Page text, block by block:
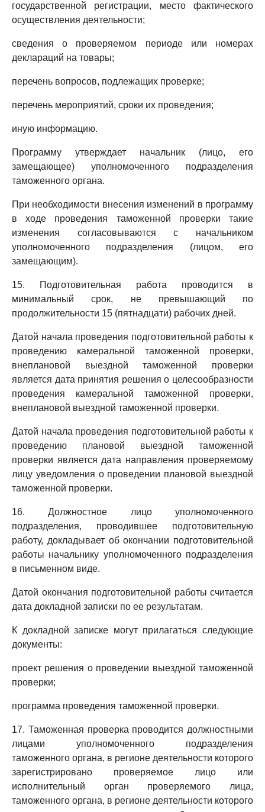
государственной регистрации, место фактического
осуществления деятельности;
сведения о проверяемом периоде или номерах
деклараций на товары;
перечень вопросов, подлежащих проверке;
перечень мероприятий, сроки их проведения;
иную информацию.
Программу утверждает начальник (лицо, его
замещающее) уполномоченного подразделения
таможенного органа.
При необходимости внесения изменений в программу
в ходе проведения таможенной проверки такие
изменения согласовываются с начальником
уполномоченного подразделения (лицом, его
замещающим).
15. Подготовительная работа проводится в
минимальный срок, не превышающий по
продолжительности 15 (пятнадцати) рабочих дней.
Датой начала проведения подготовительной работы к
проведению камеральной таможенной проверки,
внеплановой выездной таможенной проверки
является дата принятия решения о целесообразности
проведения камеральной таможенной проверки,
внеплановой выездной таможенной проверки.
Датой начала проведения подготовительной работы к
проведению плановой выездной таможенной
проверки является дата направления проверяемому
лицу уведомления о проведении плановой выездной
таможенной проверки.
16. Должностное лицо уполномоченного
подразделения, проводившее подготовительную
работу, докладывает об окончании подготовительной
работы начальнику уполномоченного подразделения
в письменном виде.
Датой окончания подготовительной работы считается
дата докладной записки по ее результатам.
К докладной записке могут прилагаться следующие
документы:
проект решения о проведении выездной таможенной
проверки;
программа проведения таможенной проверки.
17. Таможенная проверка проводится должностными
лицами уполномоченного подразделения
таможенного органа, в регионе деятельности которого
зарегистрировано проверяемое лицо или
исполнительный орган проверяемого лица,
таможенного органа, в регионе деятельности которого